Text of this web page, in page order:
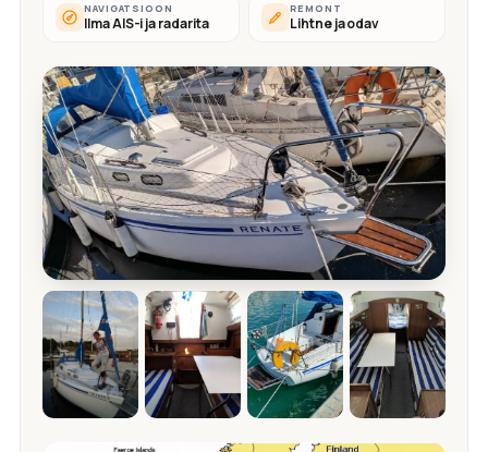
NAVIGATSIOON
Ilma AIS-i ja radarita
REMONT
Lihtne ja odav